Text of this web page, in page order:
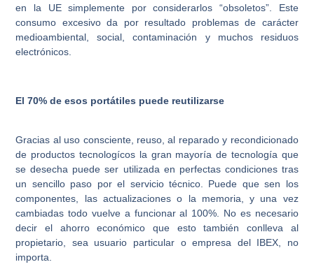
en la UE simplemente por considerarlos “obsoletos”. Este
consumo excesivo da por resultado problemas de carácter
medioambiental, social, contaminación y muchos residuos
electrónicos.
El 70% de esos portátiles puede reutilizarse
Gracias al uso consciente, reuso, al reparado y recondicionado
de productos tecnologícos la gran mayoría de tecnología que
se desecha puede ser utilizada en perfectas condiciones tras
un sencillo paso por el servicio técnico. Puede que sen los
componentes, las actualizaciones o la memoria, y una vez
cambiadas todo vuelve a funcionar al 100%. No es necesario
decir el ahorro económico que esto también conlleva al
propietario, sea usuario particular o empresa del IBEX, no
importa.